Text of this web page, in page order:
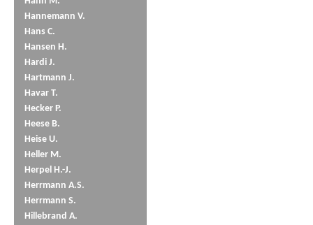
Hannemann V.
Hans C.
Hansen H.
Hardi J.
Hartmann J.
Havar T.
Hecker P.
Heese B.
Heise U.
Heller M.
Herpel H.-J.
Herrmann A.S.
Herrmann S.
Hillebrand A.